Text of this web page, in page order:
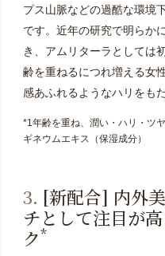
プス山脈などの過酷な環境
です。近年の研究で明らか
き、アムリターラとしては
齢を重ねるにつれ増える女
感あふれるようなハリをも
*1年齢を重ね、潤い・ハリ・ツ
ギネウムエキス（保湿成分）
3. [新配合] 内外
チとして注目が
ク*